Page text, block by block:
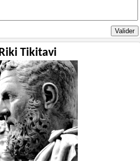
Riki Tikitavi